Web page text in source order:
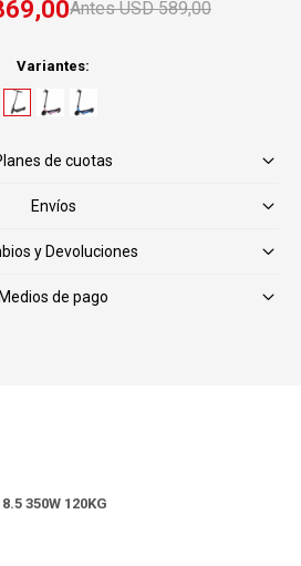
USD 589,00
Variantes:
de cuotas
Envíos
y Devoluciones
Medios de pago
350W 120KG